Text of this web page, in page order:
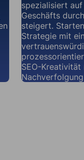
spezialisiert
Geschäfts
steigert.
Strategie mit
SEO-